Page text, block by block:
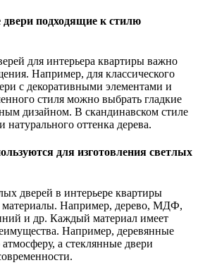
подходящие к стилю
для интерьера квартиры важно
Например, для классического
с декоративными элементами и
стиля можно выбрать гладкие
дизайном. В скандинавском стиле
натурального оттенка дерева.
для изготовления светлых
дверей в интерьере квартиры
материалы. Например, дерево, МДФ,
и др. Каждый материал имеет
Например, деревянные
а стеклянные двери